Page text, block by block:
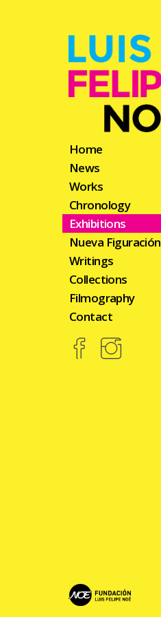
Home
News
Works
Chronology
Exhibitions
Nueva Figuración
Writings
Collections
Filmography
Contact